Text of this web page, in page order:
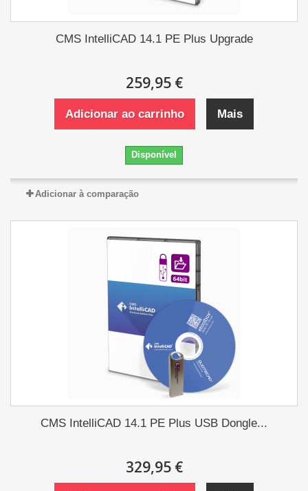
CMS IntelliCAD 14.1 PE Plus Upgrade
259,95 €
Adicionar ao carrinho Mais
Disponível
Adicionar à comparação
CMS IntelliCAD 14.1 PE Plus USB Dongle...
329,95 €